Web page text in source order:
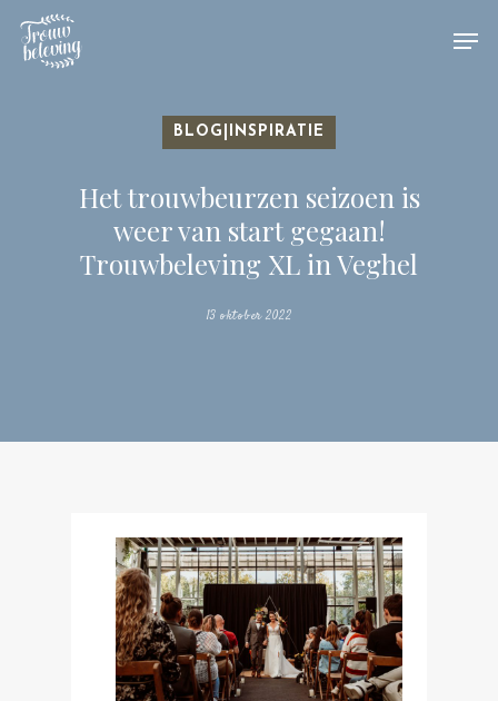
Hit enter to search or ESC to close
BLOG|INSPIRATIE
Het trouwbeurzen seizoen is
weer van start gegaan!
Trouwbeleving XL in Veghel
13 oktober 2022